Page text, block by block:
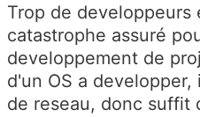
Trop de developpeurs
catastrophe assuré
developpement de
d'un OS a
de reseau, donc suffit